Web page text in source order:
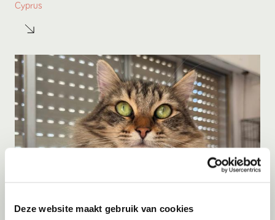
Deze website maakt gebruik van cookies
Cyprus